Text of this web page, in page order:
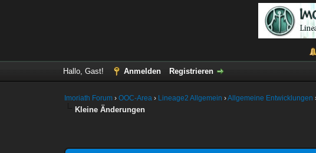
Hallo, Gast! Anmelden Registrieren
Imoriath Forum ›OOC-Area › Lineage2 Allgemein ›Allgemeine Entwicklungen
Kleine Änderungen